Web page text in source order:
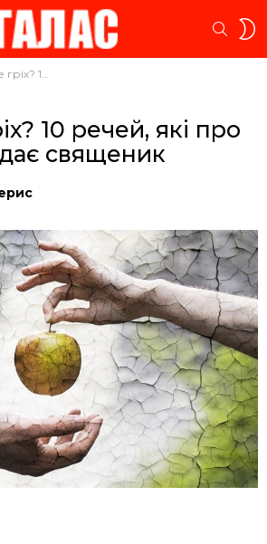
це розповідає священик
10 речей, які про
священик